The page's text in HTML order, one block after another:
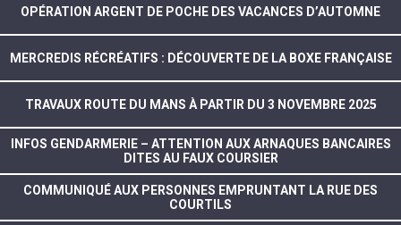
OPÉRATION ARGENT DE POCHE DES VACANCES D’AUTOMNE
MERCREDIS RÉCRÉATIFS : DÉCOUVERTE DE LA BOXE FRANÇAISE
TRAVAUX ROUTE DU MANS À PARTIR DU 3 NOVEMBRE 2025
INFOS GENDARMERIE – ATTENTION AUX ARNAQUES BANCAIRES
DITES AU FAUX COURSIER
COMMUNIQUÉ AUX PERSONNES EMPRUNTANT LA RUE DES
COURTILS